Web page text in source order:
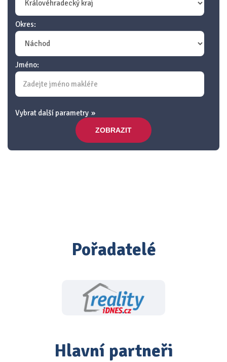
Okres:
Jméno:
Vybrat další parametry
ZOBRAZIT
Pořadatelé
Hlavní partneři